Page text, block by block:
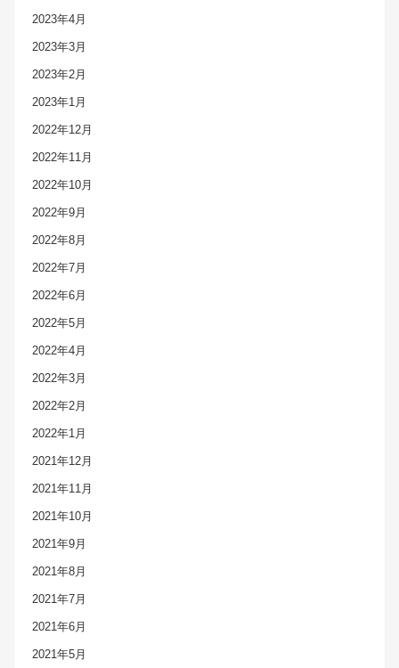
2023年4月
2023年3月
2023年2月
2023年1月
2022年12月
2022年11月
2022年10月
2022年9月
2022年8月
2022年7月
2022年6月
2022年5月
2022年4月
2022年3月
2022年2月
2022年1月
2021年12月
2021年11月
2021年10月
2021年9月
2021年8月
2021年7月
2021年6月
2021年5月